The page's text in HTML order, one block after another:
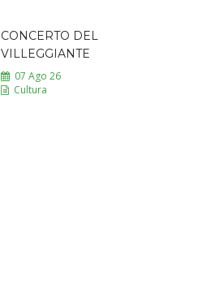
CONCERTO DEL
VILLEGGIANTE
07 Ago 26
Cultura